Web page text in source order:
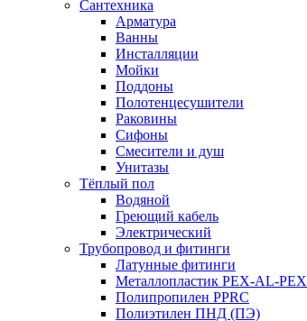
Сантехника
Арматура
Ванны
Инсталляции
Мойки
Поддоны
Полотенцесушители
Раковины
Сифоны
Смесители и душ
Унитазы
Тёплый пол
Водяной
Греющий кабель
Электрический
Трубопровод и фитинги
Латунные фитинги
Металлопластик PEX-AL-PEX
Полипропилен PPRC
Полиэтилен ПНД (ПЭ)